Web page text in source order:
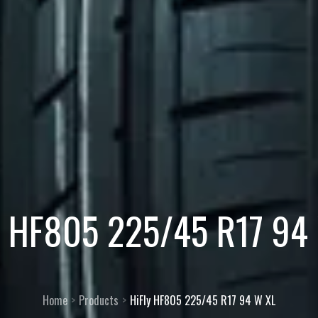
225/45 R17 94
Home Products HiFly HF805 225/45 R17 94 W XL